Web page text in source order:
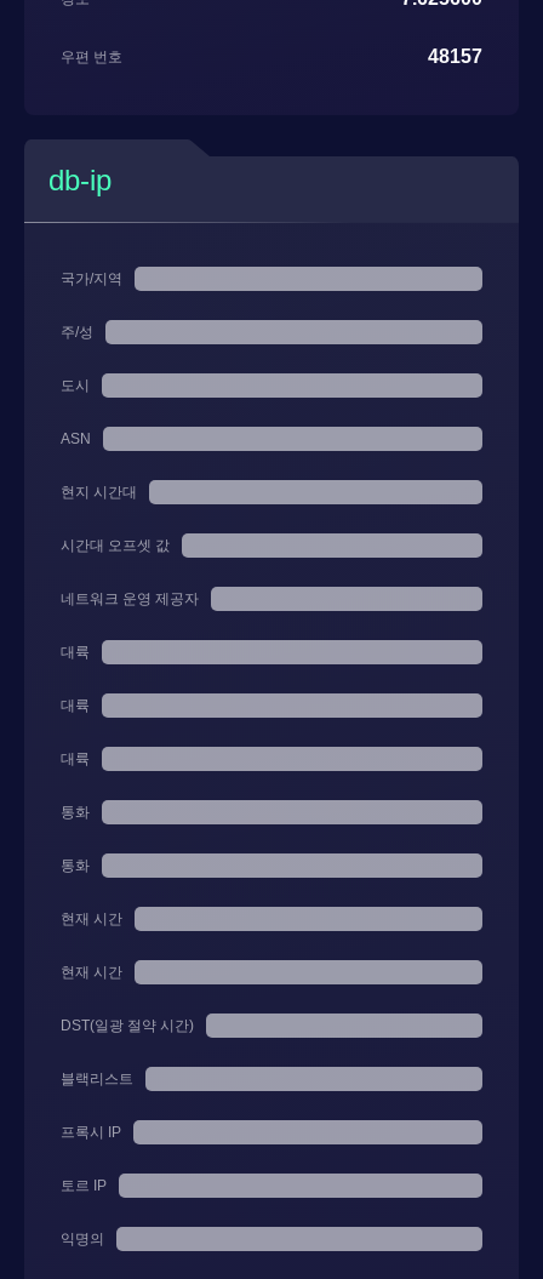
우편 번호 48157
db-ip
국가/지역
주/성
도시
ASN
현지 시간대
시간대 오프셋 값
네트워크 운영 제공자
대륙
대륙
대륙
통화
통화
현재 시간
현재 시간
DST(일광 절약 시간)
블랙리스트
프록시 IP
토르 IP
익명의